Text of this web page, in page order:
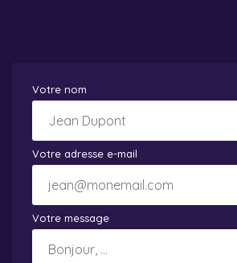
Votre nom
Votre adresse e-mail
Votre message